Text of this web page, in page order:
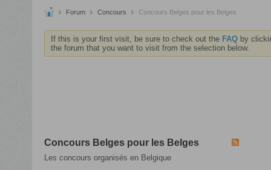
Forum Concours Concours Belges pour les Belges
If this is your first visit, be sure to check out the FAQby
the forum that you want to visit from the selection below.
Concours Belges pour les Belges
Les concours organisés en Belgique